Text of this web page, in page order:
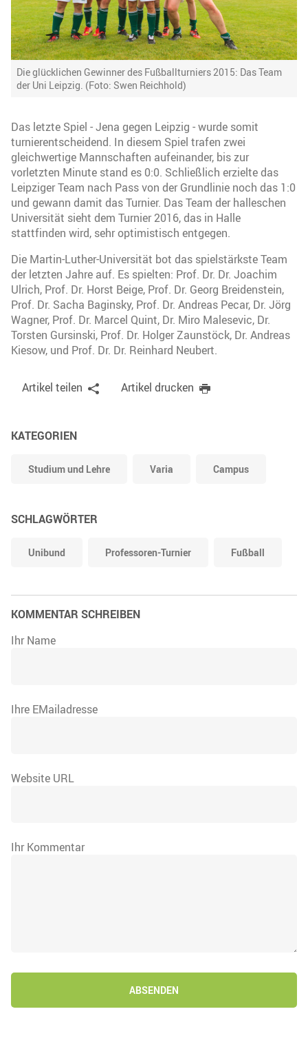
Die glücklichen Gewinner des Fußballturniers 2015: Das Team
der Uni Leipzig. (Foto: Swen Reichhold)
Das letzte Spiel - Jena gegen Leipzig - wurde somit
turnierentscheidend. In diesem Spiel trafen zwei
gleichwertige Mannschaften aufeinander, bis zur
vorletzten Minute stand es 0:0. Schließlich erzielte das
Leipziger Team nach Pass von der Grundlinie noch das 1:0
und gewann damit das Turnier. Das Team der halleschen
Universität sieht dem Turnier 2016, das in Halle
stattfinden wird, sehr optimistisch entgegen.
Die Martin-Luther-Universität bot das spielstärkste Team
der letzten Jahre auf. Es spielten: Prof. Dr. Dr. Joachim
Ulrich, Prof. Dr. Horst Beige, Prof. Dr. Georg Breidenstein,
Prof. Dr. Sacha Baginsky, Prof. Dr. Andreas Pecar, Dr. Jörg
Wagner, Prof. Dr. Marcel Quint, Dr. Miro Malesevic, Dr.
Torsten Gursinski, Prof. Dr. Holger Zaunstöck, Dr. Andreas
Kiesow, und Prof. Dr. Dr. Reinhard Neubert.
Artikel teilen Artikel drucken
KATEGORIEN
Studium und Lehre Varia Campus
SCHLAGWÖRTER
Unibund Professoren-Turnier Fußball
KOMMENTAR SCHREIBEN
Ihr Name
Ihre EMailadresse
Website URL
Ihr Kommentar
ABSENDEN